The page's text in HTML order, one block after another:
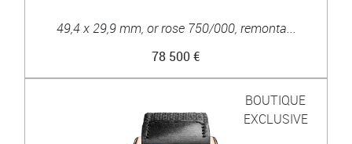
49,4 x 29,9 mm, or rose 750/000, remonta...
78 500 €
BOUTIQUE
EXCLUSIVE